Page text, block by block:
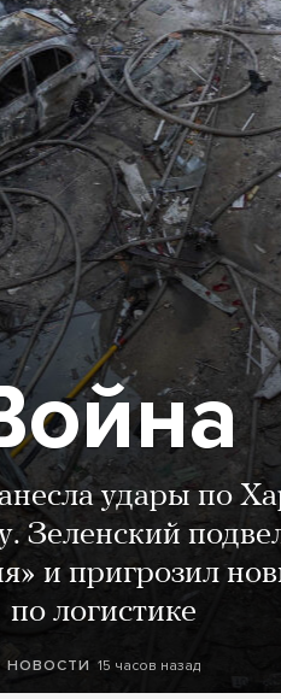
удары по
Зеленский
и пригрозил
по логистике
НОВОСТИ 15 часов назад